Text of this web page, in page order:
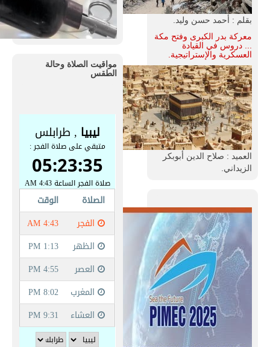
بقلم : أحمد حسن وليد.
معركة بدر الكبرى وفتح مكة
... دروس في القيادة
العسكرية والإستراتيجية.
العميد : صلاح الدين أبوبكر
الزيداني.
مواقيت الصلاة وحالة
الطقس